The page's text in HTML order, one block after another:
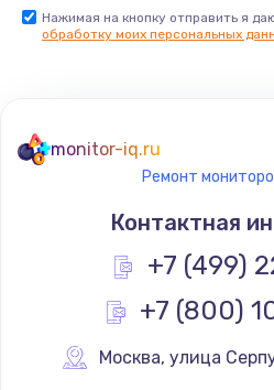
Замена
1950
Ремонт цепей
Нажимая на кнопку отправить я
обработку моих персональных
monitor-iq.ru
Ремонт
Контактная
+7 (499)
+7 (800)
Москва, улица